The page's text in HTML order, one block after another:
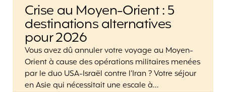
Crise au Moyen-Orient : 5
destinations alternatives
pour 2026
Vous avez dû annuler votre voyage au Moyen-
Orient à cause des opérations militaires menées
par le duo USA-Israël contre l’Iran ? Votre séjour
en Asie qui nécessitait une escale à…